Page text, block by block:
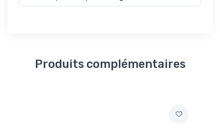
Produits complémentaires